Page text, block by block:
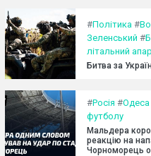
#Політика #
Зеленський #
літальний
Битва за
#Росія #Одеса
футболу
Мальдера
реакцію на
Чорноморець